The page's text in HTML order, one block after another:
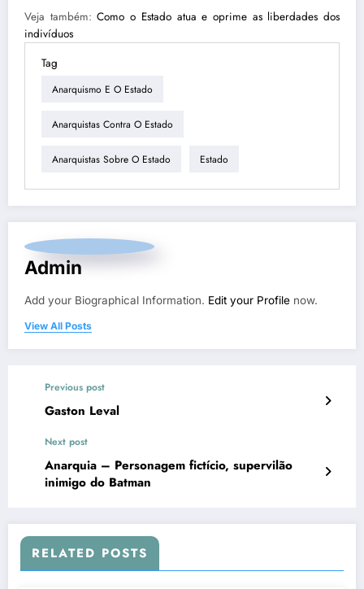
Veja também:Como o Estado atua e oprime as liberdades dos
indivíduos
Tag
Anarquismo E O Estado
Anarquistas Contra O Estado
Anarquistas Sobre O Estado Estado
Admin
Add your Biographical Information. Edit your Profile now.
View All Posts
Previous post
Gaston Leval
Next post
Anarquia – Personagem fictício, supervilão
inimigo do Batman
RELATED POSTS